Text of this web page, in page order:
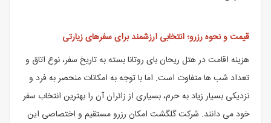
قیمت و نحوه رزرو؛ انتخابی ارزشمند برای سفرهای زیارتی
هزینه اقامت در هتل ریحان بای روتانا بسته به تاریخ سفر، نوع اتاق و
تعداد شب ها متفاوت است. اما با توجه به امکانات منحصر به فرد و
نزدیکی بسیار زیاد به حرم، بسیاری از زائران آن را بهترین انتخاب سفر
خود می دانند. شرکت گلگشت امکان رزرو مستقیم و اختصاصی این